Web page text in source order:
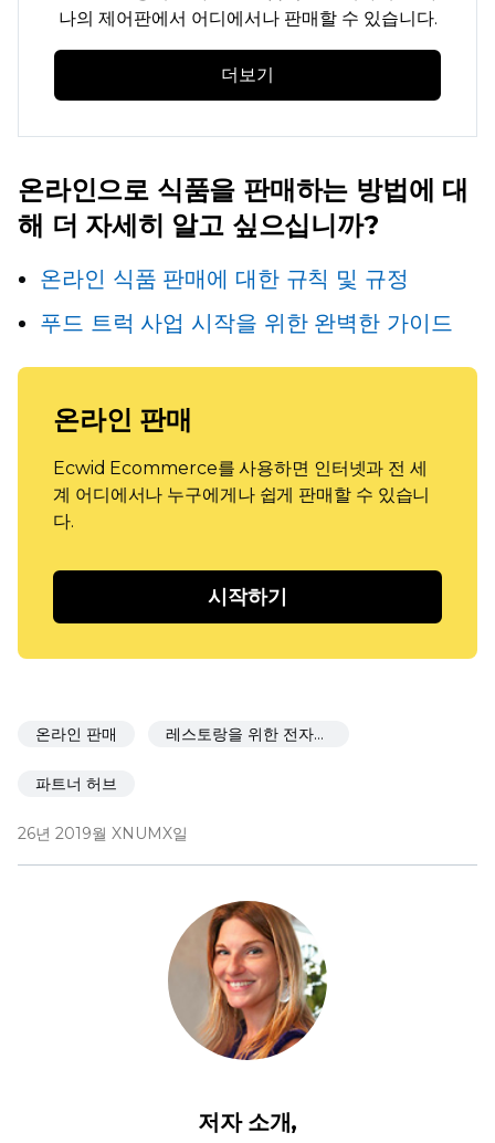
나의 제어판에서 어디에서나 판매할 수 있습니다.
더보기
온라인으로 식품을 판매하는 방법에 대
해 더 자세히 알고 싶으십니까?
온라인 식품 판매에 대한 규칙 및 규정
푸드 트럭 사업 시작을 위한 완벽한 가이드
온라인 판매
Ecwid Ecommerce를 사용하면 인터넷과 전 세
계 어디에서나 누구에게나 쉽게 판매할 수 있습니
다.
시작하기
온라인 판매 레스토랑을 위한 전자상거래
파트너 허브
26년 2019월 XNUMX일
저자 소개,